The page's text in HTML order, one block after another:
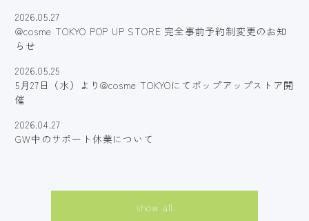
2026.05.27
@cosme TOKYO POP UP STORE 完全事前予約制変更のお知
らせ
2026.05.25
5月27日（水）より@cosme TOKYOにてポップアップストア開
催
2026.04.27
GW中のサポート休業について
show all